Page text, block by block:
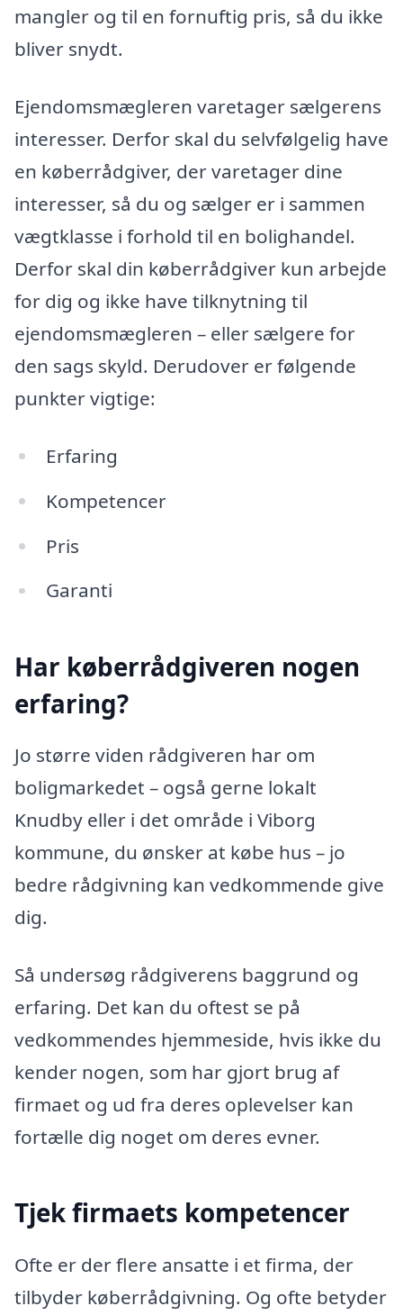
mangler og til en fornuftig pris, så du ikke
bliver snydt.
Ejendomsmægleren varetager sælgerens
interesser. Derfor skal du selvfølgelig have
en køberrådgiver, der varetager dine
interesser, så du og sælger er i sammen
vægtklasse i forhold til en bolighandel.
Derfor skal din køberrådgiver kun arbejde
for dig og ikke have tilknytning til
ejendomsmægleren – eller sælgere for
den sags skyld. Derudover er følgende
punkter vigtige:
Erfaring
Kompetencer
Pris
Garanti
Har køberrådgiveren nogen
erfaring?
Jo større viden rådgiveren har om
boligmarkedet – også gerne lokalt
Knudby eller i det område i Viborg
kommune, du ønsker at købe hus – jo
bedre rådgivning kan vedkommende give
dig.
Så undersøg rådgiverens baggrund og
erfaring. Det kan du oftest se på
vedkommendes hjemmeside, hvis ikke du
kender nogen, som har gjort brug af
firmaet og ud fra deres oplevelser kan
fortælle dig noget om deres evner.
Tjek firmaets kompetencer
Ofte er der flere ansatte i et firma, der
tilbyder køberrådgivning. Og ofte betyder